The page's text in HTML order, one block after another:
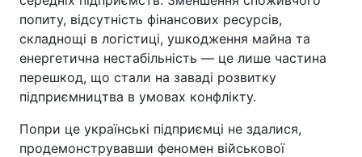
попиту, відсутність фінансових ресурсів,
складнощі в логістиці, ушкодження майна та
енергетична нестабільність — це лише частина
перешкод, що стали на заваді розвитку
підприємництва в умовах конфлікту.
Попри це українські підприємці не здалися,
продемонструвавши феномен військової